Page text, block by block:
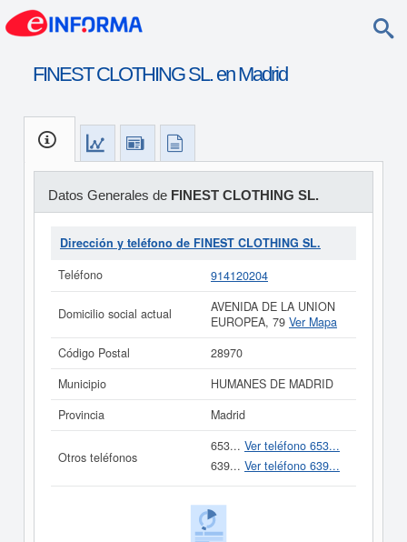
FINEST CLOTHING SL. en Madrid
Datos Generales de FINEST CLOTHING SL.
Dirección y teléfono de FINEST CLOTHING SL.
Teléfono
914120204
Domicilio social actual
AVENIDA DE LA UNION
EUROPEA, 79 Ver Mapa
Código Postal
28970
Municipio
HUMANES DE MADRID
Provincia
Madrid
Otros teléfonos
653... Ver teléfono 653...
639... Ver teléfono 639...